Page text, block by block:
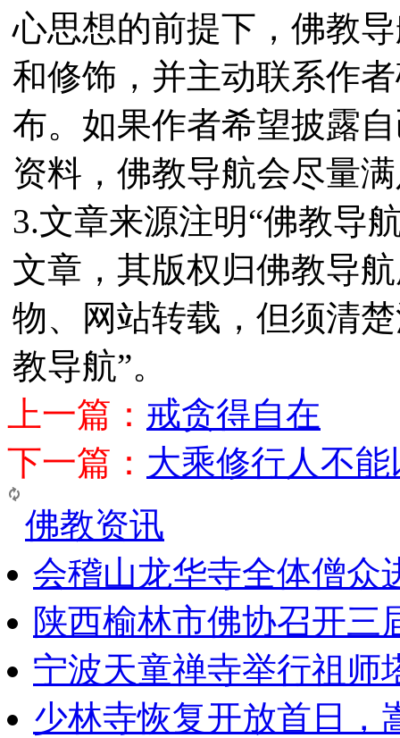
心思想的前提下，佛教
和修饰，并主动联系作
布。如果作者希望披露
资料，佛教导航会尽量
3.文章来源注明“佛教导
文章，其版权归佛教导
物、网站转载，但须清
教导航”。
上一篇： 戒贪得自在
下一篇： 大乘修行人不
佛教资讯
会稽山龙华寺全体僧众
陕西榆林市佛协召开三
宁波天童禅寺举行祖师
少林寺恢复开放首日，